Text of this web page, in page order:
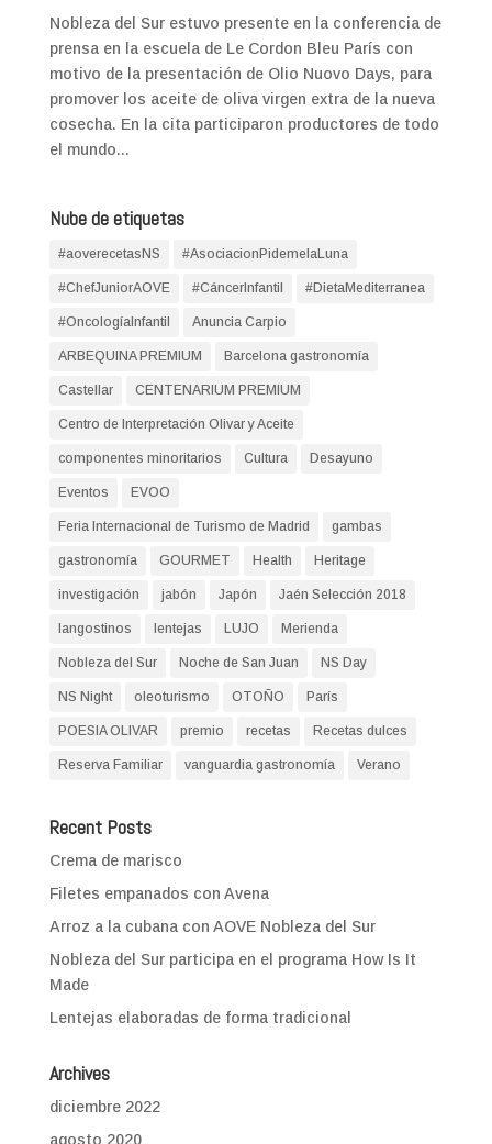
Nobleza del Sur estuvo presente en la conferencia de
prensa en la escuela de Le Cordon Bleu París con
motivo de la presentación de Olio Nuovo Days, para
promover los aceite de oliva virgen extra de la nueva
cosecha. En la cita participaron productores de todo
el mundo...
Nube de etiquetas
#aoverecetasNS #AsociacionPidemelaLuna
#ChefJuniorAOVE #CáncerInfantil #DietaMediterranea
#OncologíaInfantil Anuncia Carpio
ARBEQUINA PREMIUM Barcelona gastronomía
Castellar CENTENARIUM PREMIUM
Centro de Interpretación Olivar y Aceite
componentes minoritarios Cultura Desayuno
Eventos EVOO
Feria Internacional de Turismo de Madrid gambas
gastronomía GOURMET Health Heritage
investigación jabón Japón Jaén Selección 2018
langostinos lentejas LUJO Merienda
Nobleza del Sur Noche de San Juan NS Day
NS Night oleoturismo OTOÑO París
POESIA OLIVAR premio recetas Recetas dulces
Reserva Familiar vanguardia gastronomía Verano
Recent Posts
Crema de marisco
Filetes empanados con Avena
Arroz a la cubana con AOVE Nobleza del Sur
Nobleza del Sur participa en el programa How Is It
Made
Lentejas elaboradas de forma tradicional
Archives
diciembre 2022
agosto 2020